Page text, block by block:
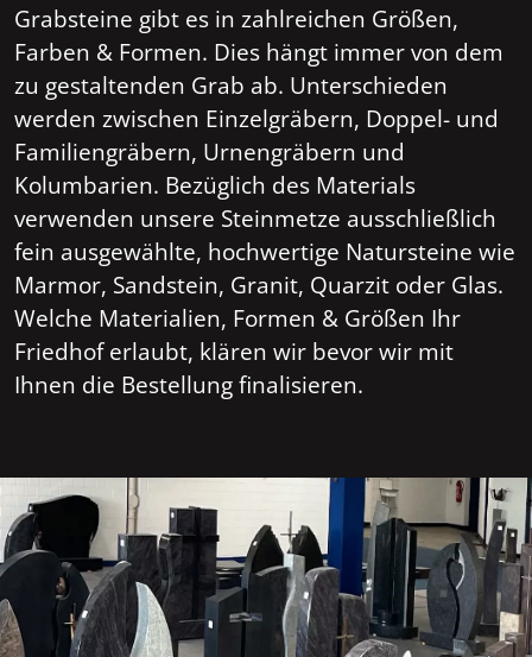
Grabsteine gibt es in zahlreichen Größen,
Farben & Formen. Dies hängt immer von dem
zu gestaltenden Grab ab. Unterschieden
werden zwischen Einzelgräbern, Doppel- und
Familiengräbern, Urnengräbern und
Kolumbarien. Bezüglich des Materials
verwenden unsere Steinmetze ausschließlich
fein ausgewählte, hochwertige Natursteine wie
Marmor, Sandstein, Granit, Quarzit oder Glas.
Welche Materialien, Formen & Größen Ihr
Friedhof erlaubt, klären wir bevor wir mit
Ihnen die Bestellung finalisieren.